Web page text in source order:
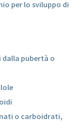
per lo sviluppo di
pubertà o
o carboidrati,